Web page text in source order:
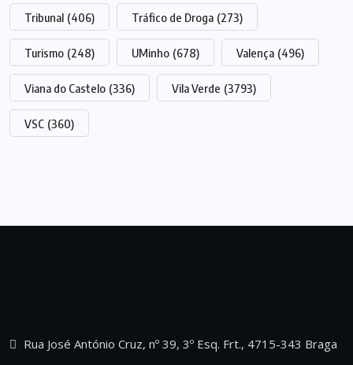
Tribunal (406) Tráfico de Droga (273)
Turismo (248) UMinho (678) Valença (496)
Viana do Castelo (336) Vila Verde (3793)
VSC (360)
Rua José António Cruz, nº 39, 3º Esq. Frt., 4715-343 Braga